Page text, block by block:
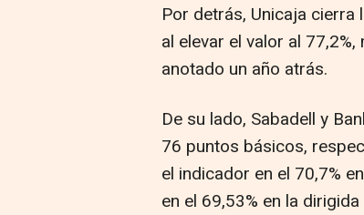
Por detrás, Unicaja
al elevar el valor al
anotado un año atrás.
De su lado, Sabadell y
76 puntos básicos,
el indicador en el 70,7%
en el 69,53% en la